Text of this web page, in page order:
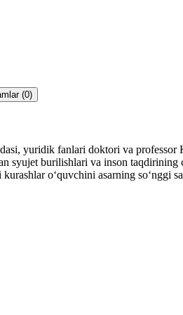
(0)
yuridik fanlari doktori va
syujet burilishlari va inson
o‘quvchini asarning so‘nggi